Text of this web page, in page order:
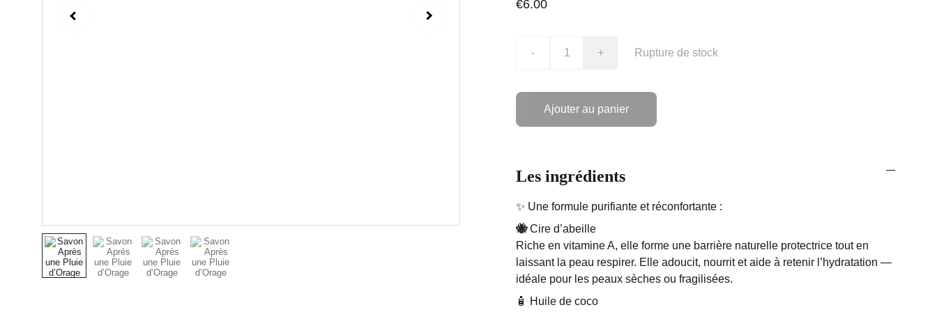
€6.00
- + Rupture de stock
Ajouter au panier
Les ingrédients
✨ Une formule purifiante et réconfortante :
🐝Cire d’abeille
Riche en vitamine A, elle forme une barrière naturelle protectrice tout en
laissant la peau respirer. Elle adoucit, nourrit et aide à retenir l’hydratation —
idéale pour les peaux sèches ou fragilisées.
🧴 Huile de coco